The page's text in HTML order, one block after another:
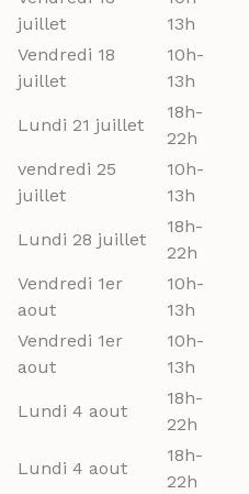
juillet
13h
Vendredi 18
juillet
10h-
13h
Lundi 21 juillet
18h-
22h
vendredi 25
juillet
10h-
13h
Lundi 28 juillet
18h-
22h
Vendredi 1er
aout
10h-
13h
Vendredi 1er
aout
10h-
13h
Lundi 4 aout
18h-
22h
Lundi 4 aout
18h-
22h